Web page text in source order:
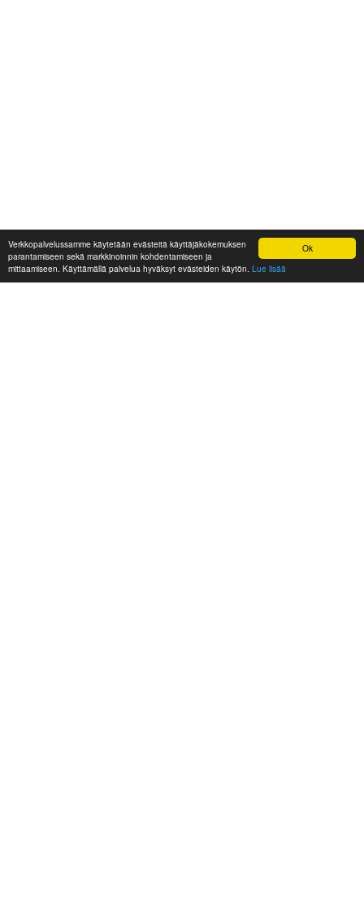
Ok
Verkkopalvelussamme käytetään evästeitä käyttäjäkokemuksen
parantamiseen sekä markkinoinnin kohdentamiseen ja
mittaamiseen. Käyttämällä palvelua hyväksyt evästeiden käytön. Lue lisää